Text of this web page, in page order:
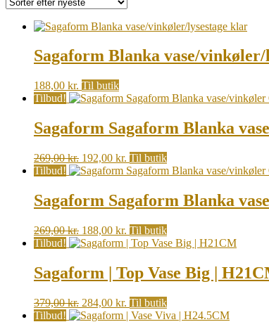
Sagaform Blanka vase/
188,00 kr. Til butik
Tilbud!
Sagaform Sagaform Blanka
269,00kr. Original
price
269,00 kr..
192,00 kr. Current
price
192,00 kr..
Til butik
Tilbud!
Sagaform Sagaform Blanka
269,00kr. Original
price
269,00 kr..
188,00 kr. Current
price
188,00 kr..
Til butik
Tilbud!
Sagaform | Top Vase Big |
379,00kr. Original
price
284,00 kr. Current
price
Til butik
Tilbud!